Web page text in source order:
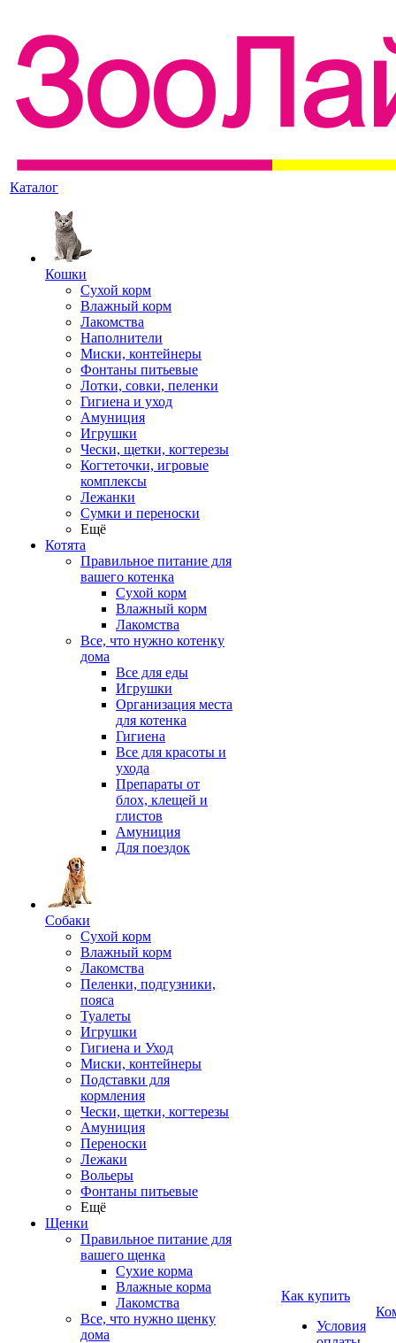
Каталог
Кошки
Сухой корм
Влажный корм
Лакомства
Наполнители
Миски, контейнеры
Фонтаны питьевые
Лотки, совки, пеленки
Гигиена и уход
Амуниция
Игрушки
Чески, щетки, когтерезы
Когтеточки, игровые
комплексы
Лежанки
Сумки и переноски
Ещё
Котята
Правильное питание для
вашего котенка
Сухой корм
Влажный корм
Лакомства
Все, что нужно котенку
дома
Все для еды
Игрушки
Организация места
для котенка
Гигиена
Все для красоты и
ухода
Препараты от
блох, клещей и
глистов
Амуниция
Для поездок
Собаки
Сухой корм
Влажный корм
Лакомства
Пеленки, подгузники,
пояса
Туалеты
Игрушки
Гигиена и Уход
Миски, контейнеры
Подставки для
кормления
Чески, щетки, когтерезы
Амуниция
Переноски
Лежаки
Вольеры
Фонтаны питьевые
Ещё
Щенки
Правильное питание для
вашего щенка
Сухие корма
Влажные корма
Лакомства
Все, что нужно щенку
дома
Как купить
Условия